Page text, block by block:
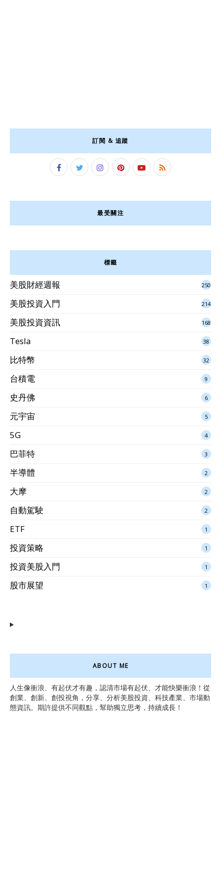
訂閱 & 追蹤
最受關注
標籤
美股財經週報 250
美股投資入門 214
美股投資資訊 168
Tesla 38
比特幣 32
台積電 9
史丹佛 6
元宇宙 5
5G 4
巴菲特 3
半導體 2
大摩 2
自動駕駛 2
ETF 1
投資策略 1
投資美股入門 1
股市展望 1
ABOUT ME
人生像衝浪、有起伏才有趣，認清市場有起伏、才能快樂衝浪！從
創業、創新、創投視角，分享、分析美股投資、科技產業、市場動
態資訊。期許提供不同觀點，幫助獨立思考，持續成長！